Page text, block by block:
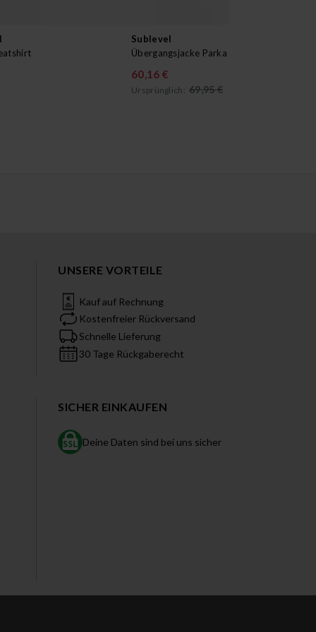
Sublevel
Übergangsjacke Parka
60,16 €
Ursprünglich: 69,95 €
UNSERE VORTEILE
Kauf auf Rechnung
Kostenfreier Rückversand
Schnelle Lieferung
30 Tage Rückgaberecht
SICHER EINKAUFEN
Deine Daten sind bei uns sicher